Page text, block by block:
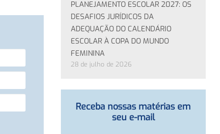
PLANEJAMENTO ESCOLAR 2027: OS
DESAFIOS JURÍDICOS DA
ADEQUAÇÃO DO CALENDÁRIO
ESCOLAR À COPA DO MUNDO
FEMININA
28 de julho de 2026
Receba nossas matérias em
seu e-mail